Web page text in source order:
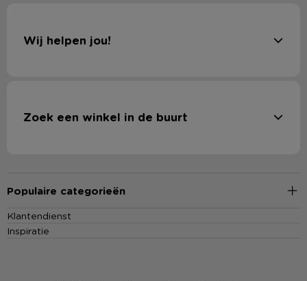
Wij helpen jou!
Zoek een winkel in de buurt
Populaire categorieën
Klantendienst
Inspiratie